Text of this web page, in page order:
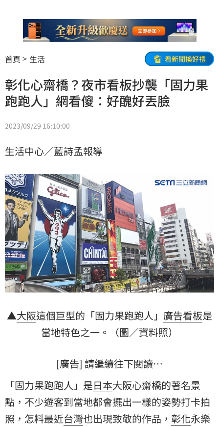
首頁 生活 看新聞換好禮
彰化心齋橋？夜市看板抄襲「固力果
跑跑人」網看傻：好醜好丟臉
2023/09/29 16:10:00
生活中心／藍詩孟報導
▲大阪這個巨型的「固力果跑跑人」 廣告看板是
當地特色之一。（圖／資料照）
[廣告] 請繼續往下閱讀…
「固力果跑跑人」是日本大阪心齋橋的著名景
點，不少遊客到當地都會擺出一樣的姿勢打卡拍
照，怎料最近台灣也出現致敬的作品， 彰化永樂